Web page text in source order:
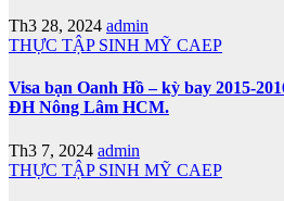
Th3 28, 2024 admin
THỰC TẬP SINH MỸ CAEP
Visa bạn Oanh Hồ – kỳ bay 2015-
ĐH Nông Lâm HCM.
Th3 7, 2024 admin
THỰC TẬP SINH MỸ CAEP